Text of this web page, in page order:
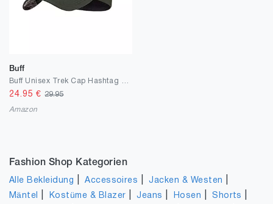
Buff
24.95 €29.95
Amazon
Fashion Shop Kategorien
Alle Bekleidung |Accessoires |Jacken & Westen
Mäntel Kostüme & Blazer |Jeans Hosen |Shorts